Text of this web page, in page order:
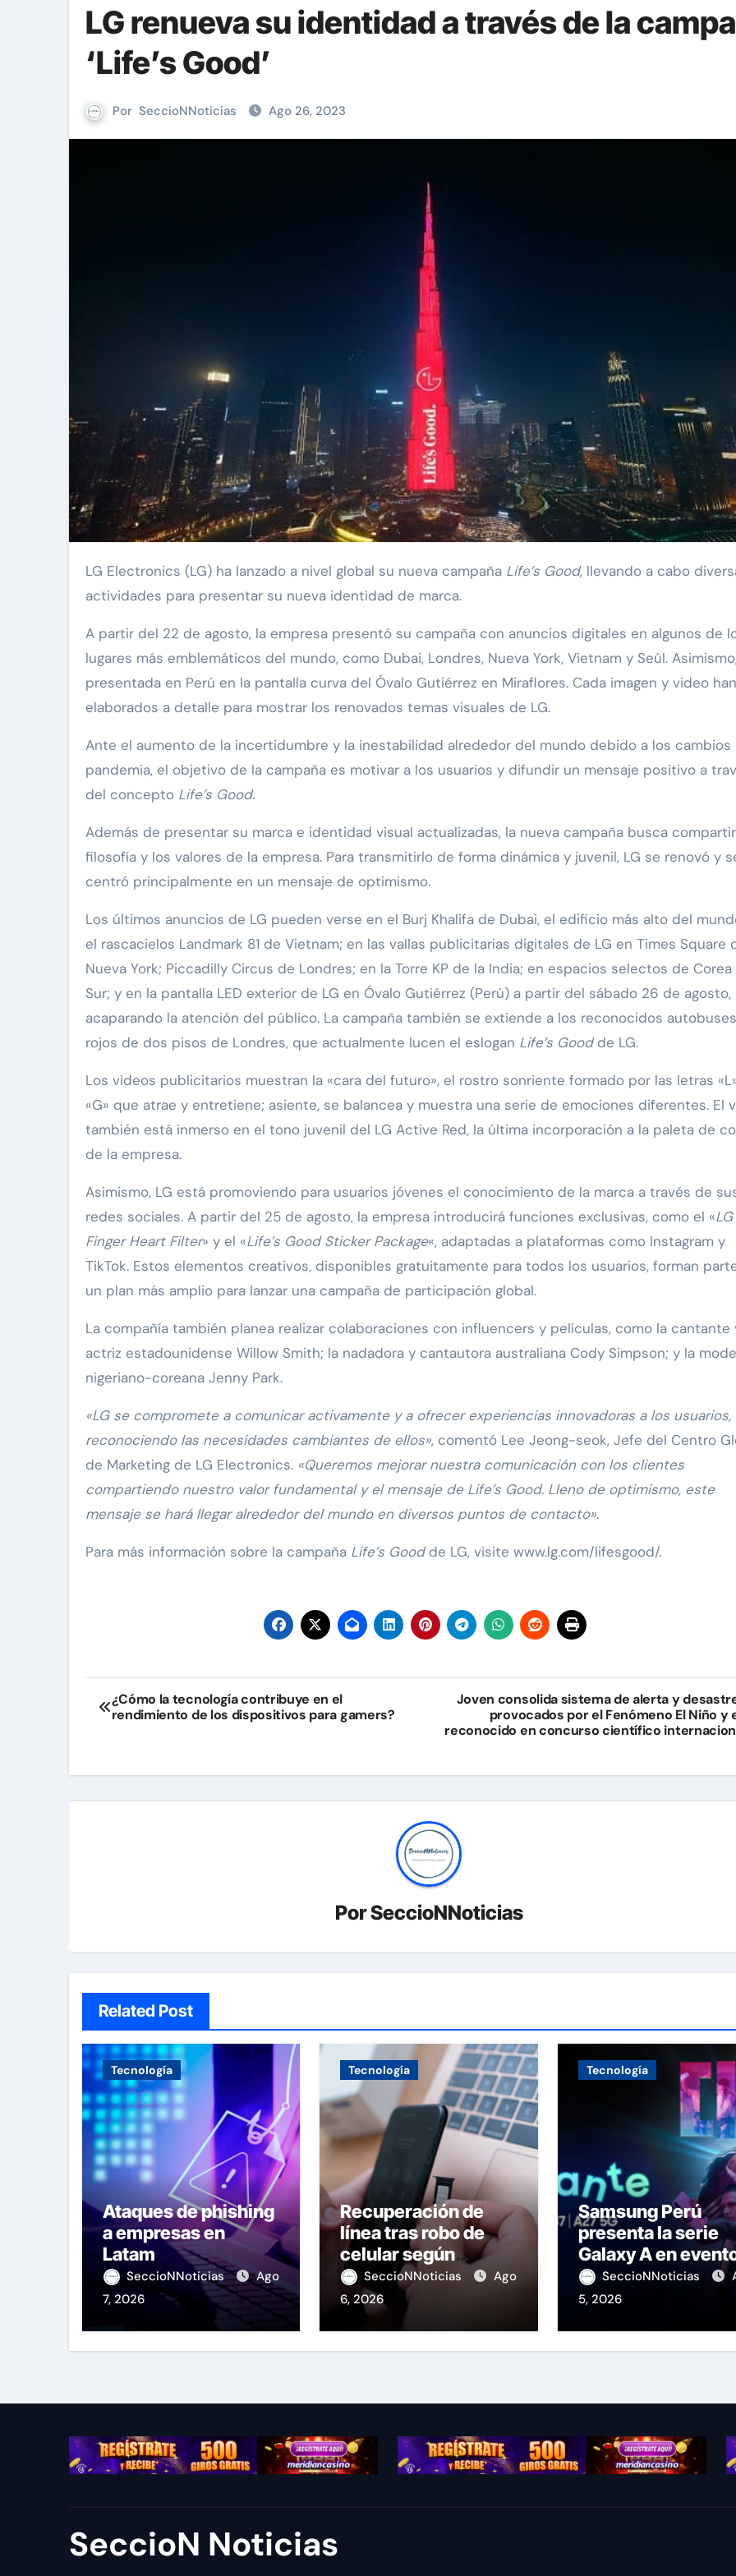
LG renueva su identidad a través de la
‘Life’s Good’
Por SeccioNNoticias Ago 26, 2023
LG Electronics (LG) ha lanzado a nivel global su nueva campaña Life’s Good, llevando a cabo
actividades para presentar su nueva identidad de marca.
A partir del 22 de agosto, la empresa presentó su campaña con anuncios digitales en algunos de
lugares más emblemáticos del mundo, como Dubai, Londres, Nueva York, Vietnam y Seúl.
presentada en Perú en la pantalla curva del Óvalo Gutiérrez en Miraflores. Cada imagen y video
elaborados a detalle para mostrar los renovados temas visuales de LG.
Ante el aumento de la incertidumbre y la inestabilidad alrededor del mundo debido a los cambios
pandemia, el objetivo de la campaña es motivar a los usuarios y difundir un mensaje positivo a
del concepto Life’s Good.
Además de presentar su marca e identidad visual actualizadas, la nueva campaña busca
filosofía y los valores de la empresa. Para transmitirlo de forma dinámica y juvenil, LG se renovó y
centró principalmente en un mensaje de optimismo.
Los últimos anuncios de LG pueden verse en el Burj Khalifa de Dubai, el edificio más alto del
el rascacielos Landmark 81 de Vietnam; en las vallas publicitarias digitales de LG en Times Square
Nueva York; Piccadilly Circus de Londres; en la Torre KP de la India; en espacios selectos de Corea
Sur; y en la pantalla LED exterior de LG en Óvalo Gutiérrez (Perú) a partir del sábado 26 de agosto,
acaparando la atención del público. La campaña también se extiende a los reconocidos autobuses
rojos de dos pisos de Londres, que actualmente lucen el eslogan Life’s Goodde LG.
Los videos publicitarios muestran la «cara del futuro», el rostro sonriente formado por las letras
«G» que atrae y entretiene; asiente, se balancea y muestra una serie de emociones diferentes. El
también está inmerso en el tono juvenil del LG Active Red, la última incorporación a la paleta de
de la empresa.
Asimismo, LG está promoviendo para usuarios jóvenes el conocimiento de la marca a través de
redes sociales. A partir del 25 de agosto, la empresa introducirá funciones exclusivas, como el «LG
Finger Heart Filter» y el «Life’s Good Sticker Package«, adaptadas a plataformas como Instagram y
TikTok. Estos elementos creativos, disponibles gratuitamente para todos los usuarios, forman
un plan más amplio para lanzar una campaña de participación global.
La compañía también planea realizar colaboraciones con influencers y películas, como la cantante
actriz estadounidense Willow Smith; la nadadora y cantautora australiana Cody Simpson; y la
nigeriano-coreana Jenny Park.
«LG se compromete a comunicar activamente y a ofrecer experiencias innovadoras a los usuarios,
reconociendo las necesidades cambiantes de ellos», comentó Lee Jeong-seok, Jefe del Centro
de Marketing de LG Electronics. «Queremos mejorar nuestra comunicación con los clientes
compartiendo nuestro valor fundamental y el mensaje de Life’s Good. Lleno de optimismo, este
mensaje se hará llegar alrededor del mundo en diversos puntos de contacto».
Para más información sobre la campaña Life’s Goodde LG, visite www.lg.com/lifesgood/.
Navegación
de
¿Cómo la tecnología contribuye en el
rendimiento de los dispositivos para gamers?
Joven consolida sistema de alerta y
provocados por el Fenómeno El Niño y
reconocido en concurso científico
PorSeccioNNoticias
Related Post
Tecnología
Ataques de phishing
a empresas en
Latam
SeccioNNoticias
Ago
7, 2026
Tecnología
Recuperación de
línea tras robo de
celular según
OSIPTEL
SeccioNNoticias
Ago
6, 2026
Tecnología
Samsung Perú
presenta la serie
Galaxy A en
de K-Pop
SeccioNNoticias
5, 2026
SeccioN Noticias